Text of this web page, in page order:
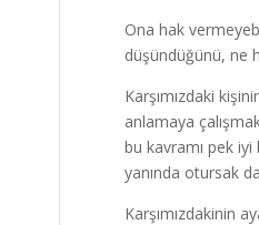
Ona hak
düşündüğünü, ne
Karşımızdaki
anlamaya
bu kavramı pek
yanında otursak
Karşımızdakinin